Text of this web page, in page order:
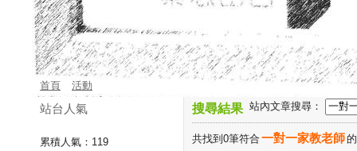
首頁 活動
搜尋結果 站內文章搜尋：
共找到0筆符合一對一家教老師
站台人氣
累積人氣： 119